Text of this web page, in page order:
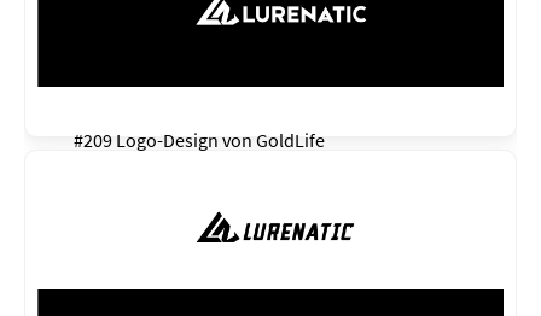
#209 Logo-Design von GoldLife